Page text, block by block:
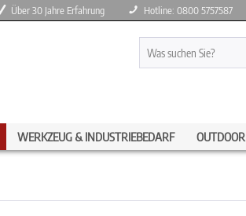
Über 30 Jahre Erfahrung Hotline: 0800 5757587
WERKZEUG & INDUSTRIEBEDARF OUTDOOR